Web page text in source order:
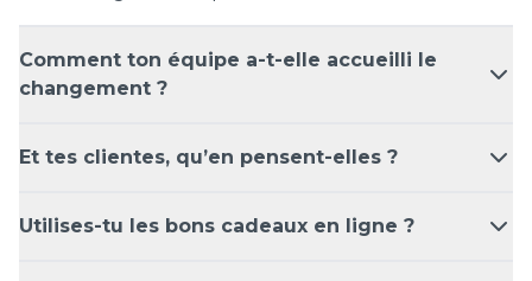
Comment ton équipe a-t-elle accueilli le
changement ?
Et tes clientes, qu’en pensent-elles ?
Utilises-tu les bons cadeaux en ligne ?